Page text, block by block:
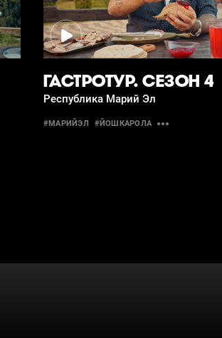
ГАСТРОТУР. СЕЗОН 4
Республика Марий Эл
#МАРИЙЭЛ #ЙОШКАРОЛА